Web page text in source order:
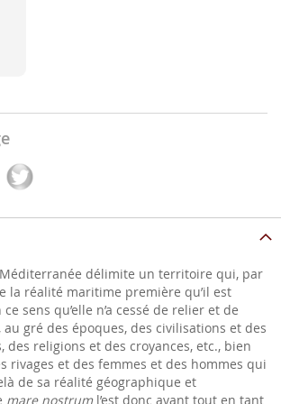
délimite un territoire qui, par
la réalité maritime première qu’il est
sens qu’elle n’a cessé de relier et de
gré des époques, des civilisations et des
des religions et des croyances, etc., bien
rivages et des femmes et des hommes qui
de sa réalité géographique et
mare nostruml’est donc avant tout en tant